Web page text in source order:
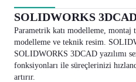
SOLIDWORKS
Parametrik katı modelleme, montaj
modelleme ve teknik resim.
SOLIDWORKS 3DCAD yazılımı
fonksiyonları ile süreçlerinizi
artırır.